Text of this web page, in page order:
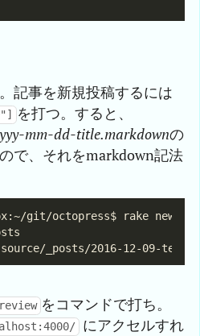
記事を新規投稿するには
を打つ。すると、
mm-dd-title.markdownの
で、それをmarkdown記法
git/octopress$ rake
をコマンドで打ち。
にアクセルすれ